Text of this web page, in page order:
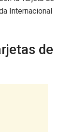
Internacional
de